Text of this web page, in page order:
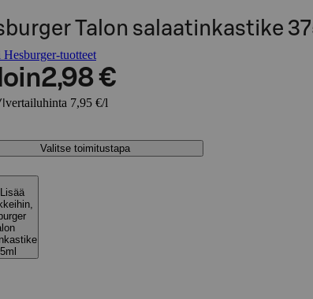
Talon salaatinkastike
tuotteet
2,98 €
vertailuhinta 7,95 €/l
Valitse toimitustapa
Lisää